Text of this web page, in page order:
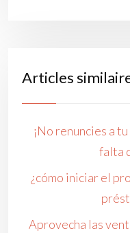
Articles
¡No renuncies a
falta
¿cómo iniciar el
Aprovecha las